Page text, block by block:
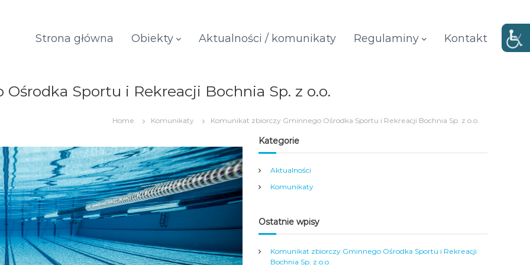
Strona główna Obiekty Aktualności / komunikaty Regulaminy Kontakt
Sportu i Rekreacji Bochnia Sp. z o.o.
Home Komunikaty Komunikat zbiorczy Gminnego Ośrodka Sportu i Rekreacji Bochnia Sp. z o.o.
Kategorie
Aktualności
Komunikaty
Ostatnie wpisy
Komunikat zbiorczy Gminnego Ośrodka Sportu i Rekreacji
Bochnia Sp. z o.o.